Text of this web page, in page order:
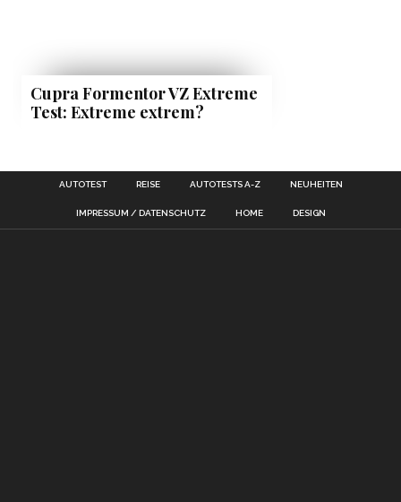
Cupra Formentor VZ Extreme
Test: Extreme extrem?
AUTOTEST REISE AUTOTESTS A-Z NEUHEITEN
IMPRESSUM / DATENSCHUTZ HOME DESIGN